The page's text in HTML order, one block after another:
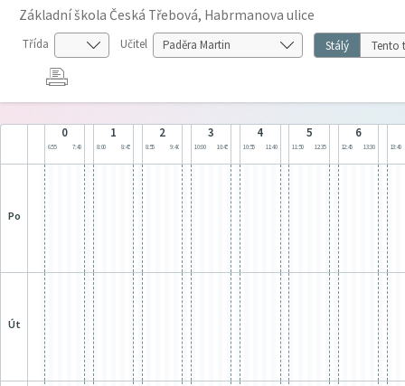
Základní škola Česká Třebová, Habrmanova ulice
Třída Učitel Stálý Tento
0
6:55 7:40
1
8:00 8:45
2
8:55 9:40
3
10:00 10:45
4
10:55 11:40
5
11:50 12:35
6
12:45 13:30 13:40
po
út